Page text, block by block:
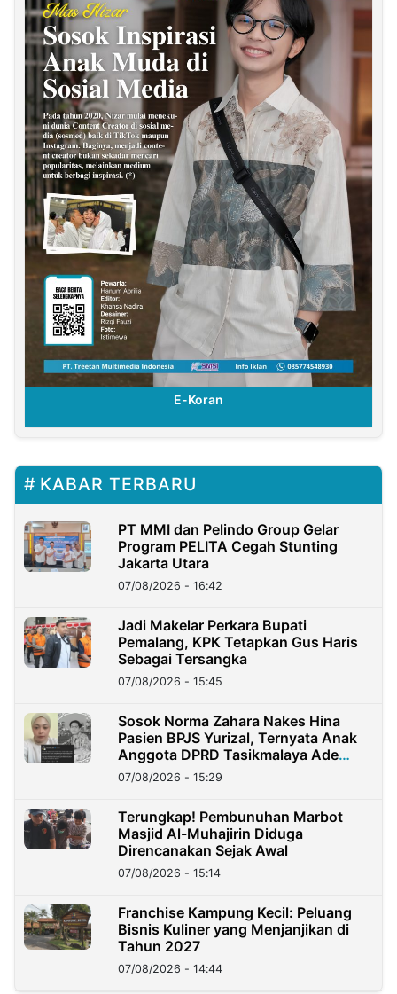
E-Koran
KABAR TERBARU
PT MMI dan Pelindo Group Gelar
Program PELITA Cegah Stunting
Jakarta Utara
07/08/2026 - 16:42
Jadi Makelar Perkara Bupati
Pemalang, KPK Tetapkan Gus Haris
Sebagai Tersangka
07/08/2026 - 15:45
Sosok Norma Zahara Nakes Hina
Pasien BPJS Yurizal, Ternyata Anak
Anggota DPRD Tasikmalaya Ade
Lukman
07/08/2026 - 15:29
Terungkap! Pembunuhan Marbot
Masjid Al-Muhajirin Diduga
Direncanakan Sejak Awal
07/08/2026 - 15:14
Franchise Kampung Kecil: Peluang
Bisnis Kuliner yang Menjanjikan di
Tahun 2027
07/08/2026 - 14:44